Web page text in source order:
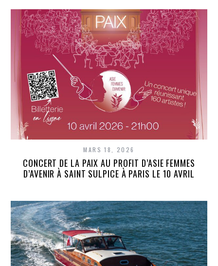
MARS 18, 2026
CONCERT DE LA PAIX AU PROFIT D’ASIE FEMMES
D’AVENIR À SAINT SULPICE À PARIS LE 10 AVRIL